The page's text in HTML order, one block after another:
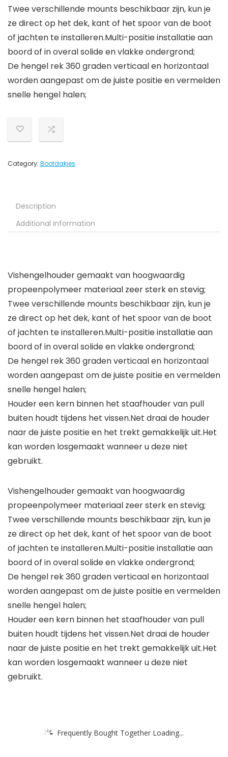
Twee verschillende mounts beschikbaar zijn, kun je
ze direct op het dek, kant of het spoor van de boot
of jachten te installeren.Multi-positie installatie aan
boord of in overal solide en vlakke ondergrond;
De hengel rek 360 graden verticaal en horizontaal
worden aangepast om de juiste positie en vermelden
snelle hengel halen;
Category: Bootdakjes
Description
Additional information
Vishengelhouder gemaakt van hoogwaardig
propeenpolymeer materiaal zeer sterk en stevig;
Twee verschillende mounts beschikbaar zijn, kun je
ze direct op het dek, kant of het spoor van de boot
of jachten te installeren.Multi-positie installatie aan
boord of in overal solide en vlakke ondergrond;
De hengel rek 360 graden verticaal en horizontaal
worden aangepast om de juiste positie en vermelden
snelle hengel halen;
Houder een kern binnen het staafhouder van pull
buiten houdt tijdens het vissen.Net draai de houder
naar de juiste positie en het trekt gemakkelijk uit.Het
kan worden losgemaakt wanneer u deze niet
gebruikt.
Vishengelhouder gemaakt van hoogwaardig
propeenpolymeer materiaal zeer sterk en stevig;
Twee verschillende mounts beschikbaar zijn, kun je
ze direct op het dek, kant of het spoor van de boot
of jachten te installeren.Multi-positie installatie aan
boord of in overal solide en vlakke ondergrond;
De hengel rek 360 graden verticaal en horizontaal
worden aangepast om de juiste positie en vermelden
snelle hengel halen;
Houder een kern binnen het staafhouder van pull
buiten houdt tijdens het vissen.Net draai de houder
naar de juiste positie en het trekt gemakkelijk uit.Het
kan worden losgemaakt wanneer u deze niet
gebruikt.
Frequently Bought Together Loading...